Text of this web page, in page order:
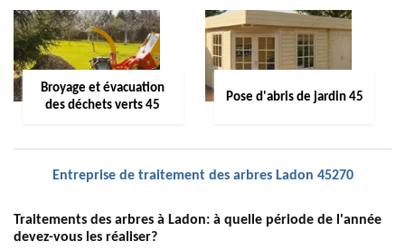
Broyage et évacuation
des déchets verts 45
Pose d'abris de jardin 45
Entreprise de traitement des arbres Ladon 45270
Traitements des arbres à Ladon: à quelle période de l'année
devez-vous les réaliser?